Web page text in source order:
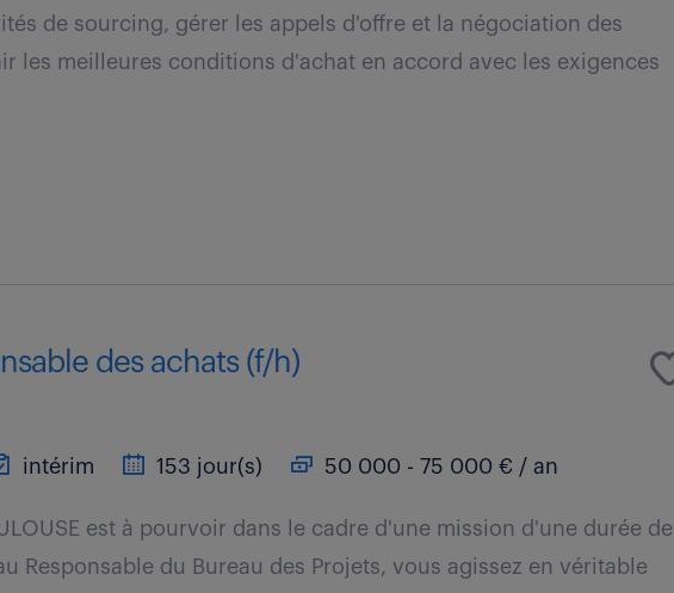
de sourcing, gérer les appels d'offre et la négociation des
les meilleures conditions d'achat en accord avec les exigences
des achats (f/h)
intérim 153 jour(s) 50 000 - 75 000 € / an
est à pourvoir dans le cadre d'une mission d'une durée de
Responsable du Bureau des Projets, vous agissez en véritable